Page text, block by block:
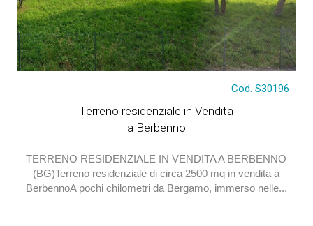
Cod. S30196
Terreno residenziale in Vendita
a Berbenno
TERRENO RESIDENZIALE IN VENDITA A BERBENNO
(BG)Terreno residenziale di circa 2500 mq in vendita a
BerbennoA pochi chilometri da Bergamo, immerso nelle...